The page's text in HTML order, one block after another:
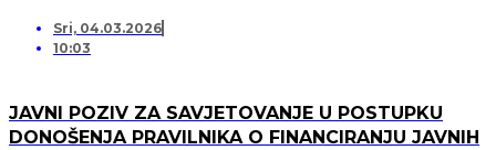
Sri, 04.03.2026
10:03
JAVNI POZIV ZA SAVJETOVANJE U POSTUPKU
DONOŠENJA PRAVILNIKA O FINANCIRANJU JAVNIH